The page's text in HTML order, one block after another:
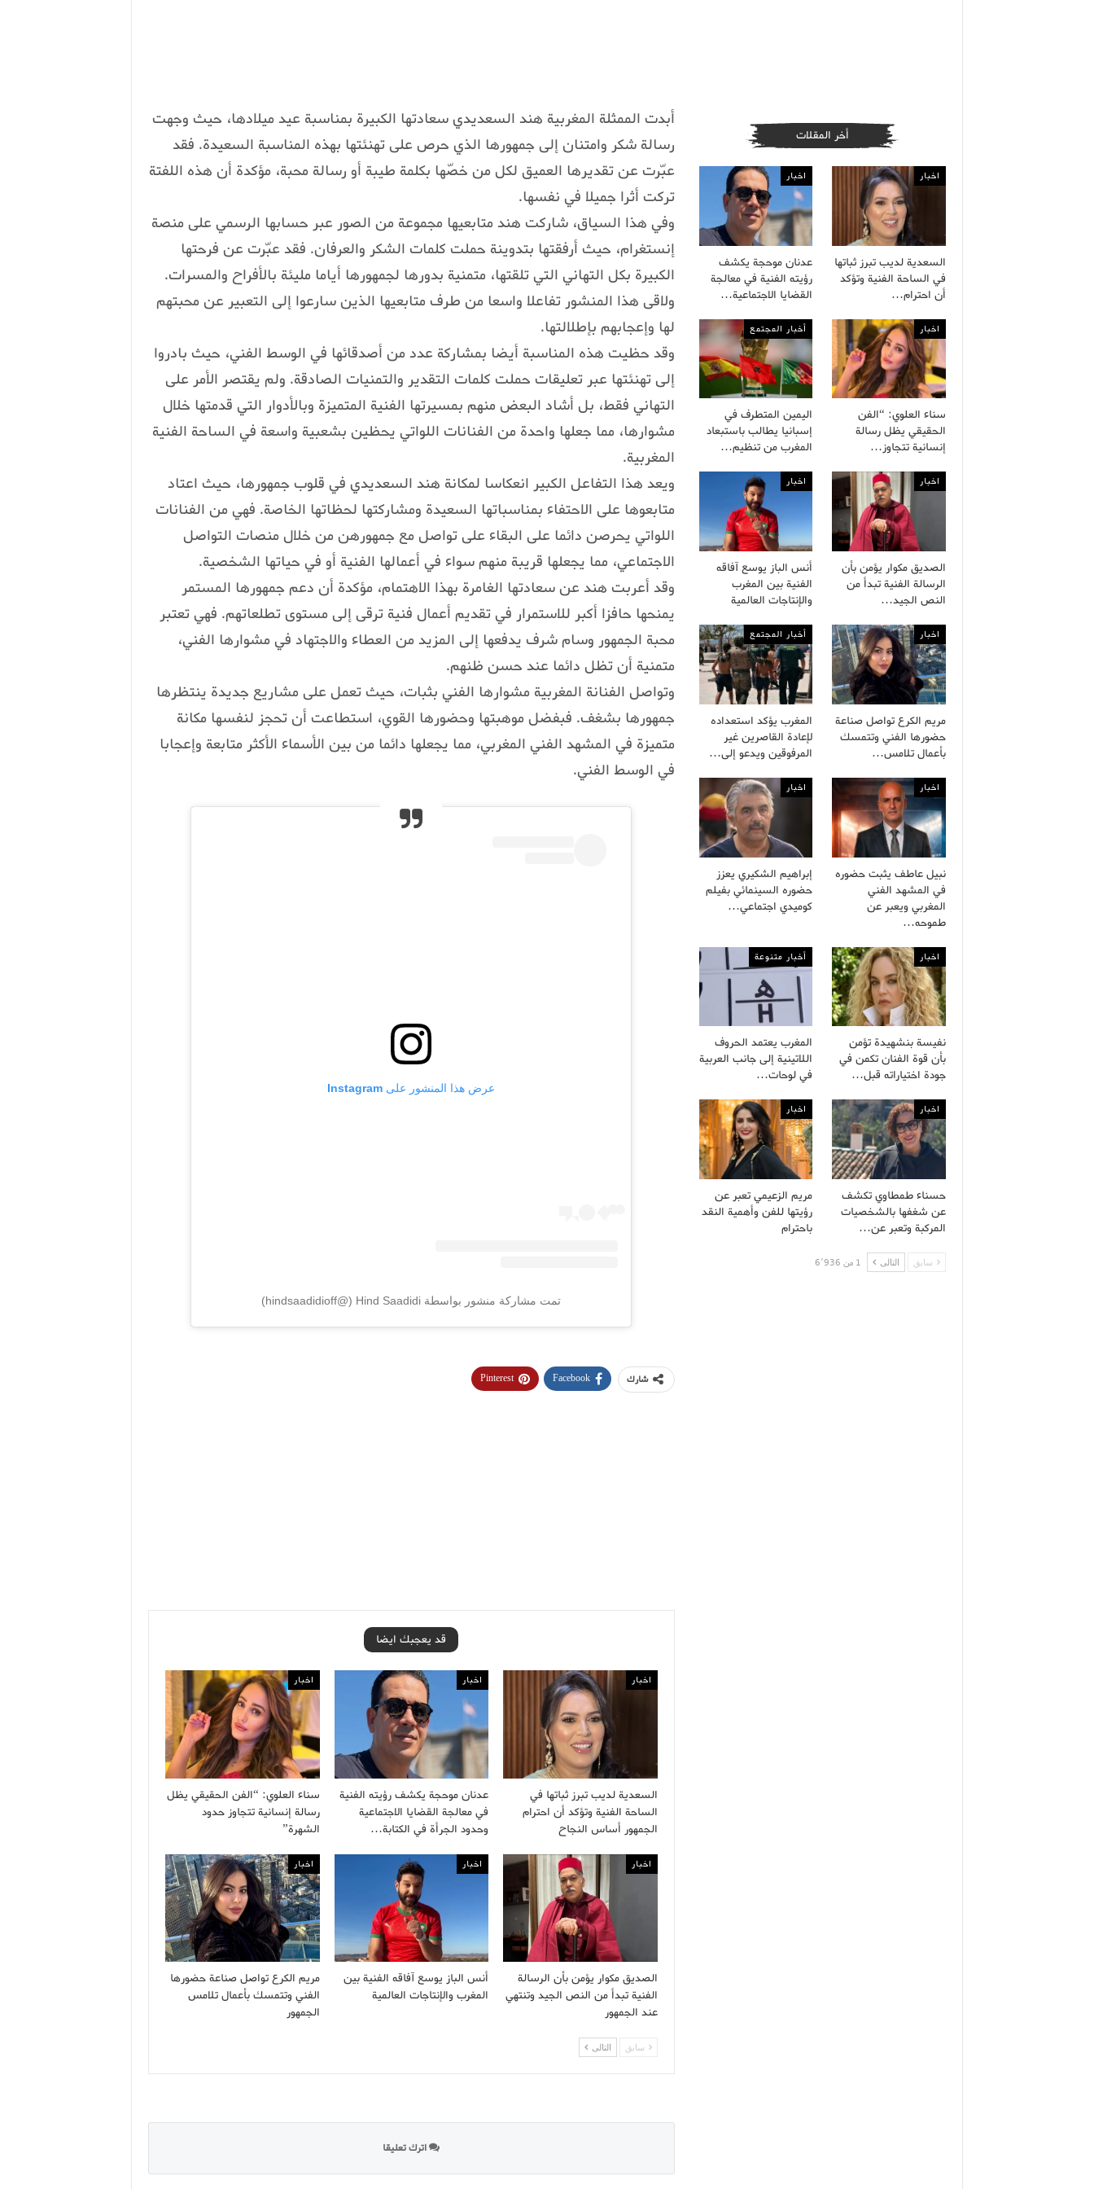
أبدت الممثلة المغربية هند السعديدي سعادتها الكبيرة بمناسبة عيد ميلادها، حيث وجهت
رسالة شكر وامتنان إلى جمهورها الذي حرص على تهنئتها بهذه المناسبة السعيدة. فقد
عبّرت عن تقديرها العميق لكل من خصّها بكلمة طيبة أو رسالة محبة، مؤكدة أن هذه اللفتة
تركت أثرا جميلا في نفسها.
وفي هذا السياق، شاركت هند متابعيها مجموعة من الصور عبر حسابها الرسمي على منصة
إنستغرام، حيث أرفقتها بتدوينة حملت كلمات الشكر والعرفان. فقد عبّرت عن فرحتها
الكبيرة بكل التهاني التي تلقتها، متمنية بدورها لجمهورها أياما مليئة بالأفراح والمسرات.
ولاقى هذا المنشور تفاعلا واسعا من طرف متابعيها الذين سارعوا إلى التعبير عن محبتهم
لها وإعجابهم بإطلالتها.
وقد حظيت هذه المناسبة أيضا بمشاركة عدد من أصدقائها في الوسط الفني، حيث بادروا
إلى تهنئتها عبر تعليقات حملت كلمات التقدير والتمنيات الصادقة. ولم يقتصر الأمر على
التهاني فقط، بل أشاد البعض منهم بمسيرتها الفنية المتميزة وبالأدوار التي قدمتها خلال
مشوارها، مما جعلها واحدة من الفنانات اللواتي يحظين بشعبية واسعة في الساحة الفنية
المغربية.
ويعد هذا التفاعل الكبير انعكاسا لمكانة هند السعديدي في قلوب جمهورها، حيث اعتاد
متابعوها على الاحتفاء بمناسباتها السعيدة ومشاركتها لحظاتها الخاصة. فهي من الفنانات
اللواتي يحرصن دائما على البقاء على تواصل مع جمهورهن من خلال منصات التواصل
الاجتماعي، مما يجعلها قريبة منهم سواء في أعمالها الفنية أو في حياتها الشخصية.
وقد أعربت هند عن سعادتها الغامرة بهذا الاهتمام، مؤكدة أن دعم جمهورها المستمر
يمنحها حافزا أكبر للاستمرار في تقديم أعمال فنية ترقى إلى مستوى تطلعاتهم. فهي تعتبر
محبة الجمهور وسام شرف يدفعها إلى المزيد من العطاء والاجتهاد في مشوارها الفني،
متمنية أن تظل دائما عند حسن ظنهم.
وتواصل الفنانة المغربية مشوارها الفني بثبات، حيث تعمل على مشاريع جديدة ينتظرها
جمهورها بشغف. فبفضل موهبتها وحضورها القوي، استطاعت أن تحجز لنفسها مكانة
متميزة في المشهد الفني المغربي، مما يجعلها دائما من بين الأسماء الأكثر متابعة وإعجابا
في الوسط الفني.
عرض هذا المنشور على Instagram
تمت مشاركة منشور بواسطة ‏‎Hind Saadidi‎‏ (@‏‎hindsaadidioff‎‏)
شارك Facebook
Pinterest
قد يعجبك ايضا
اخبار
السعدية لديب تبرز ثباتها في
الساحة الفنية وتؤكد أن احترام
الجمهور أساس النجاح
اخبار
عدنان موحجة يكشف رؤيته الفنية
في معالجة القضايا الاجتماعية
وحدود الجرأة في الكتابة…
اخبار
سناء العلوي: “الفن الحقيقي يظل
رسالة إنسانية تتجاوز حدود
الشهرة”
اخبار
الصديق مكوار يؤمن بأن الرسالة
الفنية تبدأ من النص الجيد وتنتهي
عند الجمهور
اخبار
أنس الباز يوسع آفاقه الفنية بين
المغرب والإنتاجات العالمية
اخبار
مريم الكرع تواصل صناعة حضورها
الفني وتتمسك بأعمال تلامس
الجمهور
سابق التالى
اترك تعليقا
أخر المقلات
اخبار
السعدية لديب تبرز ثباتها
في الساحة الفنية وتؤكد
أن احترام…
اخبار
عدنان موحجة يكشف
رؤيته الفنية في معالجة
القضايا الاجتماعية…
اخبار
سناء العلوي: “الفن
الحقيقي يظل رسالة
إنسانية تتجاوز…
أخبار المجتمع
اليمين المتطرف في
إسبانيا يطالب باستبعاد
المغرب من تنظيم…
اخبار
الصديق مكوار يؤمن بأن
الرسالة الفنية تبدأ من
النص الجيد…
اخبار
أنس الباز يوسع آفاقه
الفنية بين المغرب
والإنتاجات العالمية
اخبار
مريم الكرع تواصل صناعة
حضورها الفني وتتمسك
بأعمال تلامس…
أخبار المجتمع
المغرب يؤكد استعداده
لإعادة القاصرين غير
المرفوقين ويدعو إلى…
اخبار
نبيل عاطف يثبت حضوره
في المشهد الفني
المغربي ويعبر عن
طموحه…
اخبار
إبراهيم الشكيري يعزز
حضوره السينمائي بفيلم
كوميدي اجتماعي…
اخبار
نفيسة بنشهيدة تؤمن
بأن قوة الفنان تكمن في
جودة اختياراته قبل…
أخبار متنوعة
المغرب يعتمد الحروف
اللاتينية إلى جانب العربية
في لوحات…
اخبار
حسناء طمطاوي تكشف
عن شغفها بالشخصيات
المركبة وتعبر عن…
اخبار
مريم الزعيمي تعبر عن
رؤيتها للفن وأهمية النقد
باحترام
سابق التالى 1 من 6٬936